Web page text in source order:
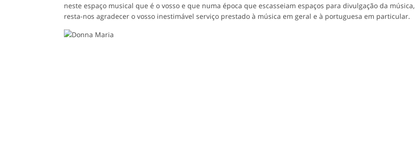
neste espaço musical que é o vosso e que numa época que escasseiam espaços para divulgação da música,
resta-nos agradecer o vosso inestimável serviço prestado à música em geral e à portuguesa em particular.